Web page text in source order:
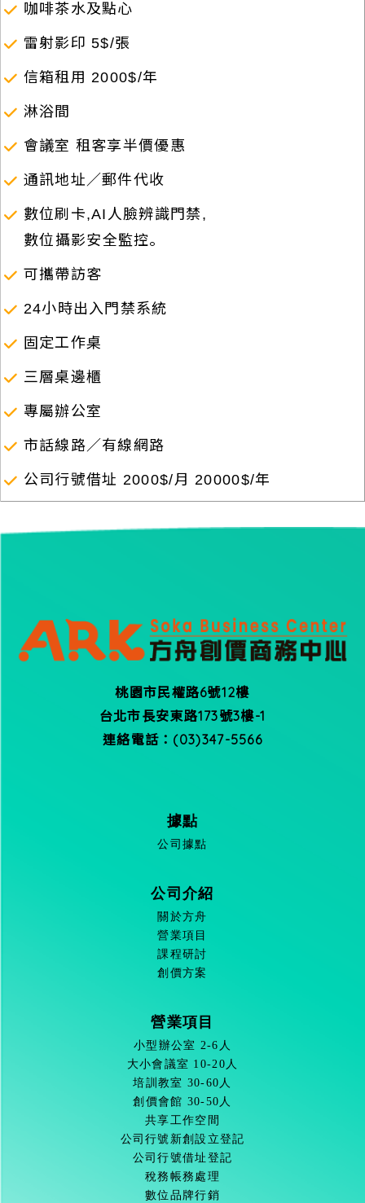
咖啡茶水及點心
雷射影印 5$/張
信箱租用 2000$/年
淋浴間
會議室 租客享半價優惠
通訊地址／郵件代收
數位刷卡,AI人臉辨識門禁,
數位攝影安全監控。
可攜帶訪客
24小時出入門禁系統
固定工作桌
三層桌邊櫃
專屬辦公室
市話線路／有線網路
公司行號借址 2000$/月 20000$/年
桃園市民權路6號12樓
台北市長安東路173號3樓-1
連絡電話：(03)347-5566
據點
公司據點
公司介紹
關於方舟
營業項目
課程研討
創價方案
營業項目
小型辦公室 2-6人
大小會議室 10-20人
培訓教室 30-60人
創價會館 30-50人
共享工作空間
公司行號新創設立登記
公司行號借址登記
稅務帳務處理
數位品牌行銷